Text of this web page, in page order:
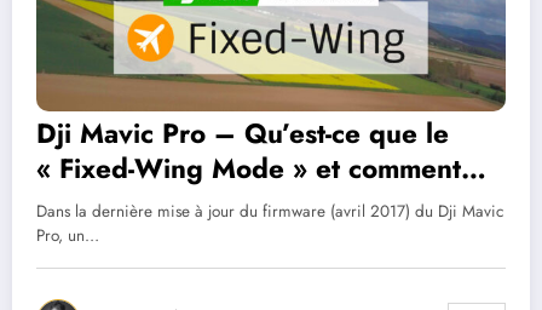
Dji Mavic Pro – Qu’est-ce que le
« Fixed-Wing Mode » et comment
l’utiliser ?
Dans la dernière mise à jour du firmware (avril 2017) du Dji Mavic
Pro, un…